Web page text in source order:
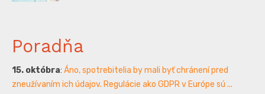
Poradňa
15. októbra: Áno, spotrebitelia by mali byť chránení pred
zneužívaním ich údajov. Regulácie ako GDPR v Európe sú ...